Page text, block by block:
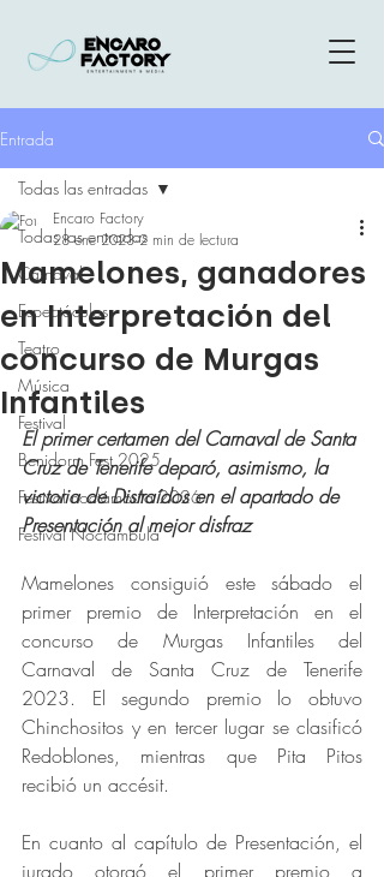
Entrada
Todas las entradas
Carnaval
Espectáculos
Teatro
Música
Festival
Benidorm Fest 2025
Festival noctámbula 2026
Festival Noctámbula
Todas las entradas
Mamelones, ganadores
en Interpretación del
concurso de Murgas
Infantiles
Encaro Factory
28 ene 2023 2 min de lectura
El primer certamen del Carnaval de Santa
Cruz de Tenerife deparó, asimismo, la
victoria de Distraídos en el apartado de
Presentación al mejor disfraz
Mamelones consiguió este sábado el
primer premio de Interpretación en el
concurso de Murgas Infantiles del
Carnaval de Santa Cruz de Tenerife
2023. El segundo premio lo obtuvo
Chinchositos y en tercer lugar se clasificó
Redoblones, mientras que Pita Pitos
recibió un accésit.
En cuanto al capítulo de Presentación, el
jurado otorgó el primer premio a